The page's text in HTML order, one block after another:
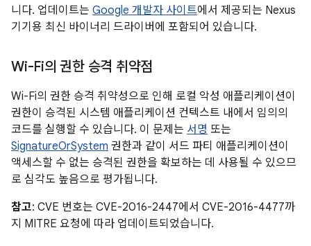
니다. 업데이트는 Google 개발자 사이트에서 제공되는 Nexus
기기용 최신 바이너리 드라이버에 포함되어 있습니다.
Wi-Fi의 권한 승격 취약점
Wi-Fi의 권한 승격 취약성으로 인해 로컬 악성 애플리케이션이
권한이 승격된 시스템 애플리케이션 컨텍스트 내에서 임의의
코드를 실행할 수 있습니다. 이 문제는 서명 또는
SignatureOrSystem 권한과 같이 서드 파티 애플리케이션이
액세스할 수 없는 승격된 권한을 확보하는 데 사용될 수 있으므
로 심각도 높음으로 평가됩니다.
참고: CVE 번호는 CVE-2016-2447에서 CVE-2016-4477까
지 MITRE 요청에 따라 업데이트되었습니다.